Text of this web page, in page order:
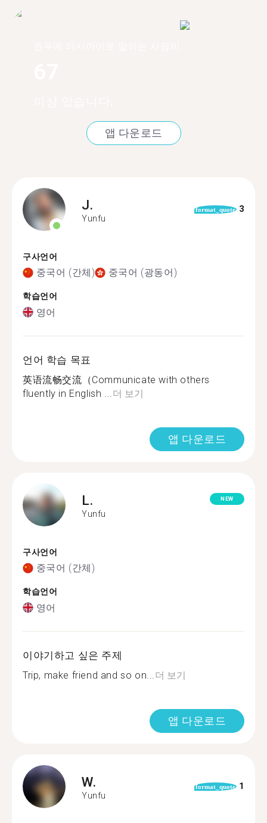
앱 다운로드
J.
Yunfu
format_quote 3
구사언어
중국어 (간체) 중국어 (광동어)
학습언어
영어
언어 학습 목표
英语流畅交流（Communicate with others
fluently in English ... 더 보기
앱 다운로드
L.
Yunfu
NEW
구사언어
중국어 (간체)
학습언어
영어
이야기하고 싶은 주제
Trip, make friend and so on... 더 보기
앱 다운로드
W.
Yunfu
format_quote 1